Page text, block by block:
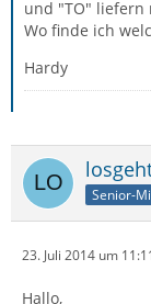
und "TO" liefern
Wo finde ich
Hardy
Senior-
23. Juli 2014 um
Hallo,